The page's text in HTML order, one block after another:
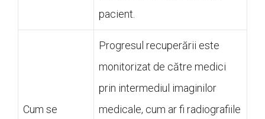
pacient.
Cum se
Progresul recuperării este
monitorizat de către medici
prin intermediul imaginilor
medicale, cum ar fi radiografiile